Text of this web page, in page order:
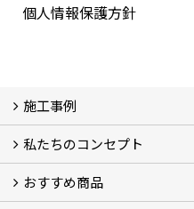
個人情報保護方針
施工事例
施工事例
お客様の声 (46)
私たちのコンセプト
コンセプト
完成までの流れ
お庭のメンテナンスについて
おすすめ商品